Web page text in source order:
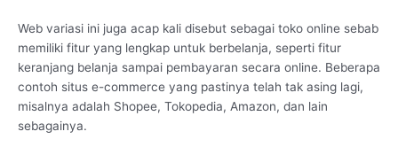
Web variasi ini juga acap kali disebut sebagai toko online sebab
memiliki fitur yang lengkap untuk berbelanja, seperti fitur
keranjang belanja sampai pembayaran secara online. Beberapa
contoh situs e-commerce yang pastinya telah tak asing lagi,
misalnya adalah Shopee, Tokopedia, Amazon, dan lain
sebagainya.